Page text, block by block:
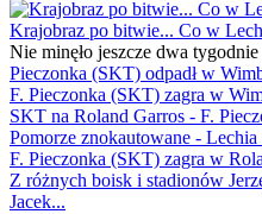
Krajobraz po bitwie... Co w
Nie minęło jeszcze dwa
Pieczonka (SKT) odpadł w
F. Pieczonka (SKT) zagra w
SKT na Roland Garros - F.
Pomorze znokautowane -
F. Pieczonka (SKT) zagra w
Z różnych boisk i stadionów
Jacek...